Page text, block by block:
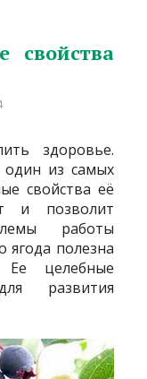
свойства
здоровье.
из самых
свойства её
и позволит
работы
полезна
Ее целебные
развития